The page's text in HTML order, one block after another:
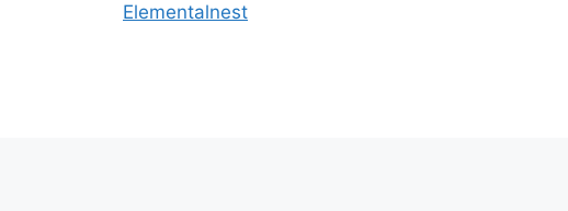
Elementalnest